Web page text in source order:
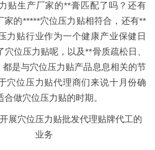
贴生产厂家的**膏匹配了吗？还有
家的*****穴位压力贴相符合，还有**
力贴行业作为一个健康产业保健日
穴位压力贴呢，以及**骨质疏松日、
是与穴位压力贴产品息息相关的节
穴位压力贴代理商们来说十月份确
做穴位压力贴的时期。